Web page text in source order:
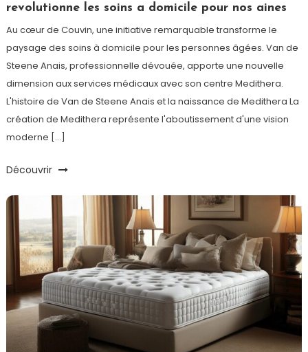
revolutionne les soins a domicile pour nos aines
Au cœur de Couvin, une initiative remarquable transforme le
paysage des soins à domicile pour les personnes âgées. Van de
Steene Anais, professionnelle dévouée, apporte une nouvelle
dimension aux services médicaux avec son centre Medithera.
L'histoire de Van de Steene Anais et la naissance de Medithera La
création de Medithera représente l'aboutissement d'une vision
moderne […]
Découvrir